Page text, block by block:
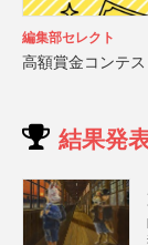
編集部セレクト
高額賞金コンテ
結果発